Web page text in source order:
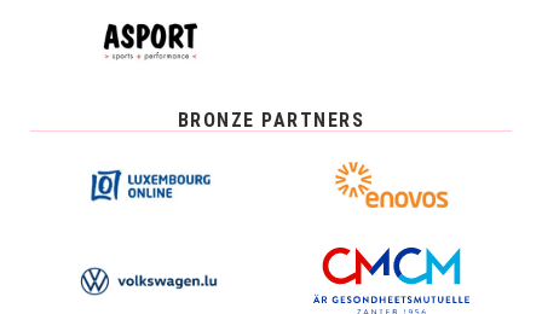
BRONZE PARTNERS